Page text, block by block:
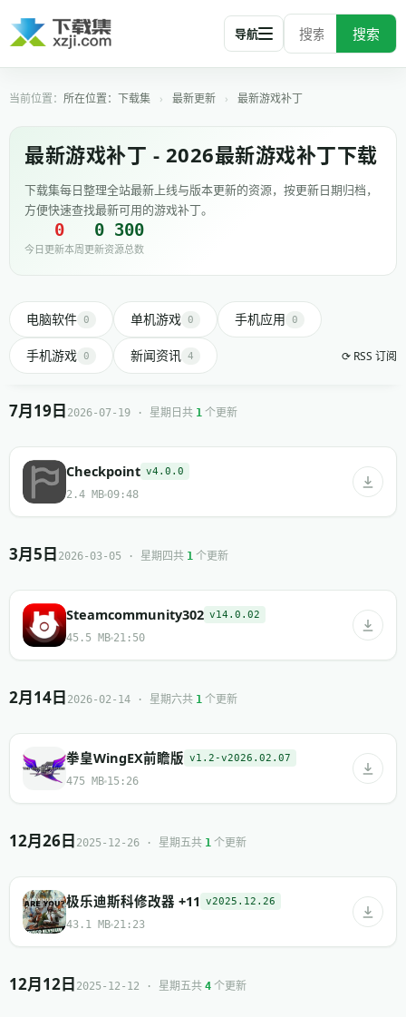
搜索
导航
所在位置： 下载集 › 最新更新 › 最新游戏补丁
最新游戏补丁 - 2026最新游戏补丁下载
下载集每日整理全站最新上线与版本更新的资源，按更新日期归档，
方便快速查找最新可用的游戏补丁。
0
今日更新
0
本周更新
300
资源总数
电脑软件 0 单机游戏 0 手机应用 0
手机游戏 0 新闻资讯 4 ⟳ RSS 订阅
7月19日 2026-07-19 · 星期日 共 1 个更新
Checkpoint v4.0.0
2.4 MB 09:48
3月5日 2026-03-05 · 星期四共 1 个更新
Steamcommunity302 v14.0.02
45.5 MB 21:50
2月14日 2026-02-14 · 星期六共 1 个更新
拳皇WingEX前瞻版 v1.2-v2026.02.07
475 MB 15:26
12月26日 2025-12-26 · 星期五共 1 个更新
极乐迪斯科修改器 +11 v2025.12.26
43.1 MB 21:23
12月12日 2025-12-12 · 星期五共 4 个更新